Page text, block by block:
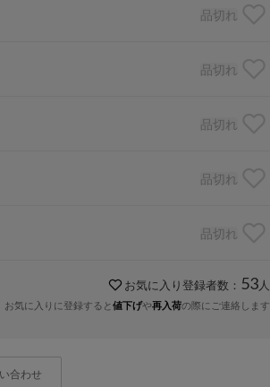
品切れ
品切れ
品切れ
品切れ
品切れ
お気に入り登録者数： 53 人
お気に入りに登録すると値下げや再入荷の際にご連絡します
合わせ